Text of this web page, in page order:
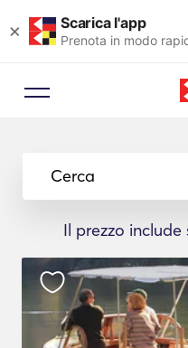
× Scarica l'app
Prenota in modo
Cerca
Il prezzo